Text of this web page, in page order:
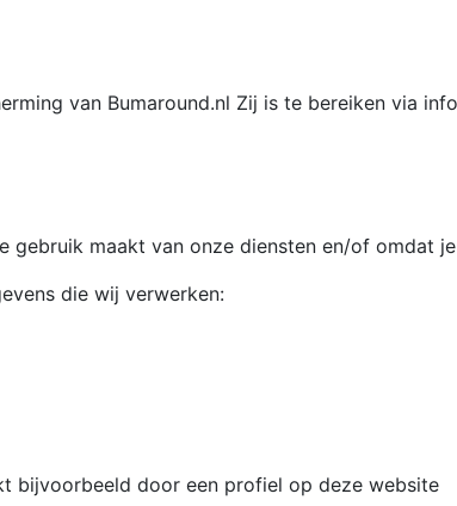
van Bumaround.nl Zij is te bereiken via
gebruik maakt van onze diensten en/of omdat
die wij verwerken:
bijvoorbeeld door een profiel op deze website